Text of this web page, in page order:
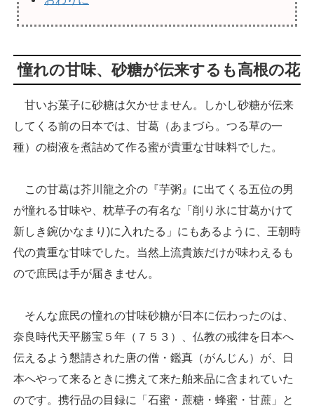
憧れの甘味、砂糖が伝来するも高根の花
甘いお菓子に砂糖は欠かせません。しかし砂糖が伝来
してくる前の日本では、甘葛（あまづら。つる草の一
種）の樹液を煮詰めて作る蜜が貴重な甘味料でした。
この甘葛は芥川龍之介の『芋粥』に出てくる五位の男
が憧れる甘味や、枕草子の有名な「削り氷に甘葛かけて
新しき鋺(かなまり)に入れたる」にもあるように、王朝時
代の貴重な甘味でした。当然上流貴族だけが味わえるも
ので庶民は手が届きません。
そんな庶民の憧れの甘味砂糖が日本に伝わったのは、
奈良時代天平勝宝５年（７５３）、仏教の戒律を日本へ
伝えるよう懇請された唐の僧・鑑真（がんじん）が、日
本へやって来るときに携えて来た舶来品に含まれていた
のです。携行品の目録に「石蜜・蔗糖・蜂蜜・甘蔗」と